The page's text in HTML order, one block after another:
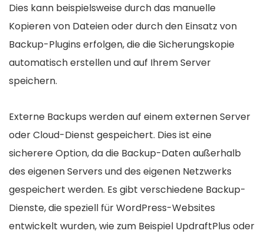
Dies kann beispielsweise durch das manuelle
Kopieren von Dateien oder durch den Einsatz von
Backup-Plugins erfolgen, die die Sicherungskopie
automatisch erstellen und auf Ihrem Server
speichern.
Externe Backups werden auf einem externen Server
oder Cloud-Dienst gespeichert. Dies ist eine
sicherere Option, da die Backup-Daten außerhalb
des eigenen Servers und des eigenen Netzwerks
gespeichert werden. Es gibt verschiedene Backup-
Dienste, die speziell für WordPress-Websites
entwickelt wurden, wie zum Beispiel UpdraftPlus oder